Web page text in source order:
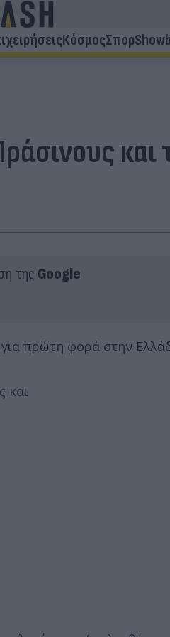
ΚόσμοςΣπορ
και
της Google
πρώτη φορά στην
και